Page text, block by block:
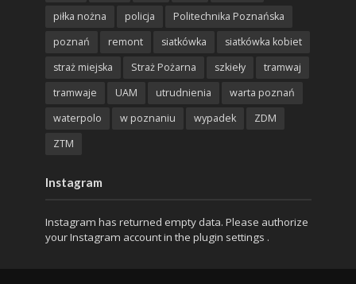
piłka nożna
policja
Politechnika Poznańska
poznań
remont siatkówka
siatkówka kobiet
straż miejska
Straż Pożarna szkieły
tramwaj
tramwaje
UAM utrudnienia
warta poznań
waterpolo
w poznaniu wypadek
ZDM
ZTM
Instagram
Instagram has returned empty data. Please authorize
your Instagram account in the plugin settings .